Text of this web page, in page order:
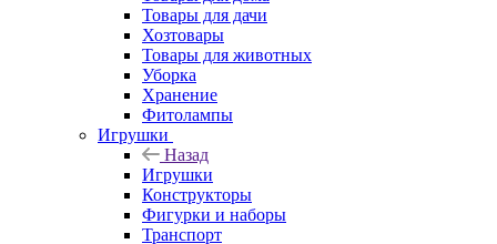
Товары для дачи
Хозтовары
Товары для животных
Уборка
Хранение
Фитолампы
Игрушки
Назад
Игрушки
Конструкторы
Фигурки и наборы
Транспорт